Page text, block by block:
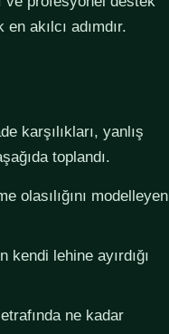
akılcı adımdır.
karşılıkları, yanlış
toplandı.
olasılığını modelleyen
kendi lehine ayırdığı
ne kadar